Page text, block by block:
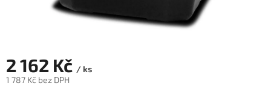
2 162 Kč / ks
1 787 Kč bez DPH